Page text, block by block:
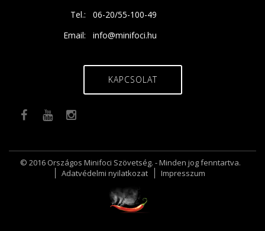
Tel.:
06-20/55-100-49
Email:
info@minifoci.hu
KAPCSOLAT
© 2016 Országos Minifoci Szövetség. - Minden jog fenntartva.
Adatvédelmi nyilatkozat
Impresszum